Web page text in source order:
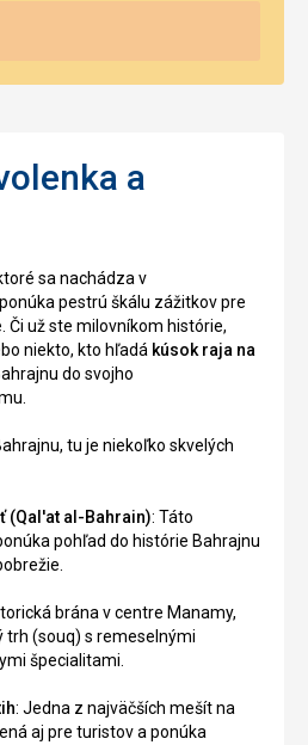
a
sa nachádza v
ponúka pestrú škálu zážitkov pre
Či už ste milovníkom histórie,
niekto, kto hľadá kúsok raja na
do svojho
tu je niekoľko skvelých
(Qal'at al-Bahrain): Táto
pohľad do histórie Bahrajnu
brána v centre Manamy,
trh (souq) s remeselnými
špecialitami.
: Jedna z najväčších mešít na
aj pre turistov a ponúka